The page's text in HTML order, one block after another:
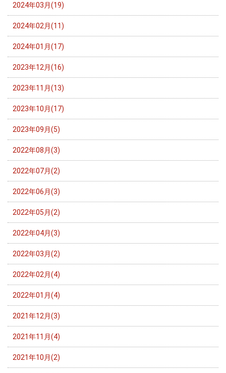
2024年03月(19)
2024年02月(11)
2024年01月(17)
2023年12月(16)
2023年11月(13)
2023年10月(17)
2023年09月(5)
2022年08月(3)
2022年07月(2)
2022年06月(3)
2022年05月(2)
2022年04月(3)
2022年03月(2)
2022年02月(4)
2022年01月(4)
2021年12月(3)
2021年11月(4)
2021年10月(2)